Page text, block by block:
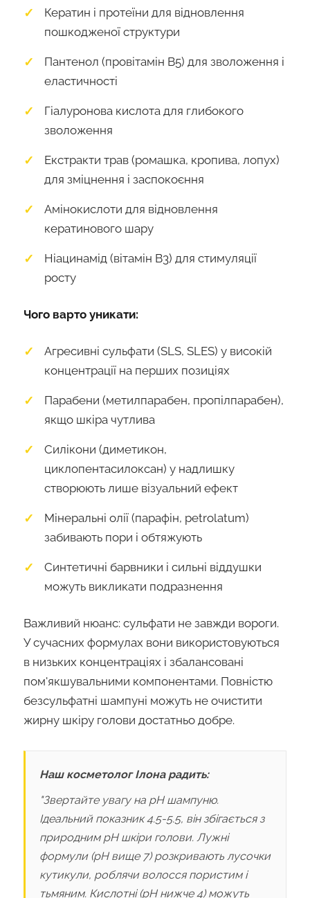
Кератин і протеїни для відновлення
пошкодженої структури
Пантенол (провітамін B5) для зволоження і
еластичності
Гіалуронова кислота для глибокого
зволоження
Екстракти трав (ромашка, кропива, лопух)
для зміцнення і заспокоєння
Амінокислоти для відновлення
кератинового шару
Ніацинамід (вітамін B3) для стимуляції
росту
Чого варто уникати:
Агресивні сульфати (SLS, SLES) у високій
концентрації на перших позиціях
Парабени (метилпарабен, пропілпарабен),
якщо шкіра чутлива
Силікони (диметикон,
циклопентасилоксан) у надлишку
створюють лише візуальний ефект
Мінеральні олії (парафін, petrolatum)
забивають пори і обтяжують
Синтетичні барвники і сильні віддушки
можуть викликати подразнення
Важливий нюанс: сульфати не завжди вороги.
У сучасних формулах вони використовуються
в низьких концентраціях і збалансовані
пом'якшувальними компонентами. Повністю
безсульфатні шампуні можуть не очистити
жирну шкіру голови достатньо добре.
Наш косметолог Ілона радить:
"Звертайте увагу на pH шампуню.
Ідеальний показник 4.5-5.5, він збігається з
природним pH шкіри голови. Лужні
формули (pH вище 7) розкривають лусочки
кутикули, роблячи волосся пористим і
тьмяним. Кислотні (pH нижче 4) можуть